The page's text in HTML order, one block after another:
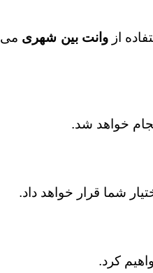
از وانت بین شهری می
خواهد شد.
شما قرار خواهد داد.
کرد.